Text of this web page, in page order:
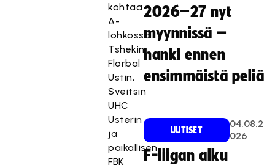
kohtaa
A-
lohkossa
Tshekin
Florbal
Ustin,
Sveitsin
UHC
Usterin
ja
paikallisen
FBK
2026–27 nyt
myynnissä –
hanki ennen
ensimmäistä peliä
UUTISET
04.08.2
026
F-liigan alku